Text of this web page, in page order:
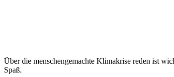
Über die menschengemachte Klimakrise reden ist
Spaß.